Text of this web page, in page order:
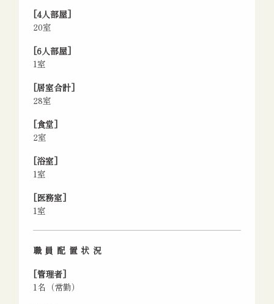
[4人部屋]
20室
[6人部屋]
1室
[居室合計]
28室
[食堂]
2室
[浴室]
1室
[医務室]
1室
職員配置状況
[管理者]
1名（常勤）